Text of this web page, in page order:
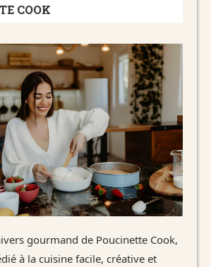
COOK
gourmand de Poucinette Cook,
à la cuisine facile, créative et